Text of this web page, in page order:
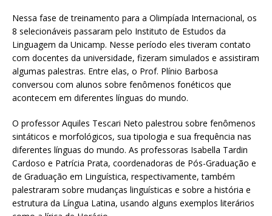
Nessa fase de treinamento para a Olimpíada Internacional, os
8 selecionáveis passaram pelo Instituto de Estudos da
Linguagem da Unicamp. Nesse período eles tiveram contato
com docentes da universidade, fizeram simulados e assistiram
algumas palestras. Entre elas, o Prof. Plínio Barbosa
conversou com alunos sobre fenômenos fonéticos que
acontecem em diferentes línguas do mundo.
O professor Aquiles Tescari Neto palestrou sobre fenômenos
sintáticos e morfológicos, sua tipologia e sua frequência nas
diferentes línguas do mundo. As professoras Isabella Tardin
Cardoso e Patrícia Prata, coordenadoras de Pós-Graduação e
de Graduação em Linguística, respectivamente, também
palestraram sobre mudanças linguísticas e sobre a história e
estrutura da Língua Latina, usando alguns exemplos literários